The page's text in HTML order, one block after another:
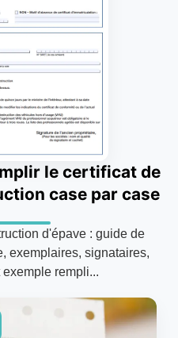
le certificat de
case par case
d'épave : guide de
exemplaires, signataires,
rempli...